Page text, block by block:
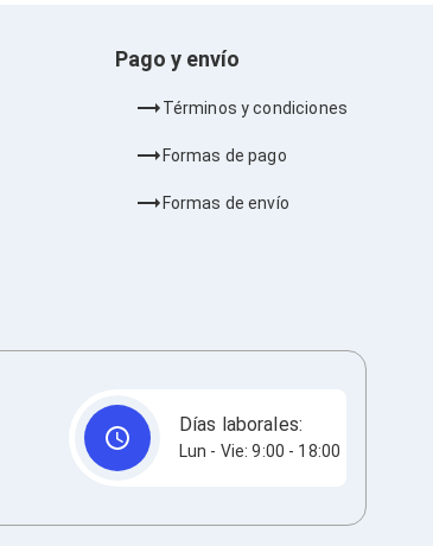
Pago y envío
Términos y condiciones
Formas de pago
Formas de envío
Días laborales:
Lun - Vie: 9:00 - 18:00